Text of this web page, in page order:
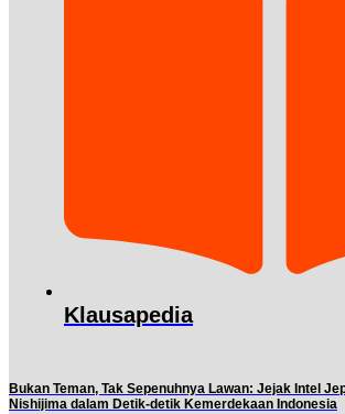
Klausapedia
Bukan Teman, Tak Sepenuhnya Lawan: Jejak Intel
Nishijima dalam Detik-detik Kemerdekaan Indonesia